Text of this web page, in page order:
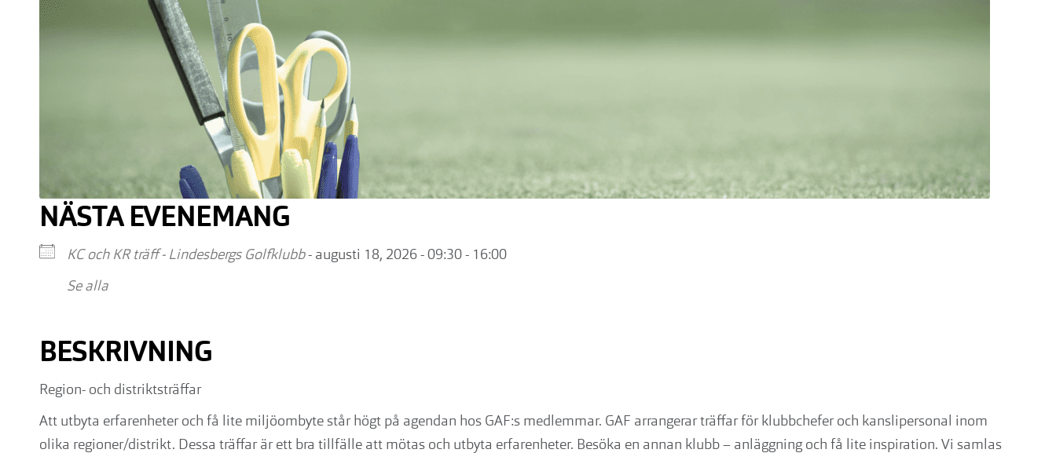
NÄSTA EVENEMANG
KC och KR träff - Lindesbergs Golfklubb- augusti 18, 2026 - 09:30 - 16:00
Se alla
BESKRIVNING
Region- och distriktsträffar
Att utbyta erfarenheter och få lite miljöombyte står högt på agendan hos GAF:s medlemmar. GAF arrangerar träffar för klubbchefer och kanslipersonal inom
olika regioner/distrikt. Dessa träffar är ett bra tillfälle att mötas och utbyta erfarenheter. Besöka en annan klubb – anläggning och få lite inspiration. Vi samlas